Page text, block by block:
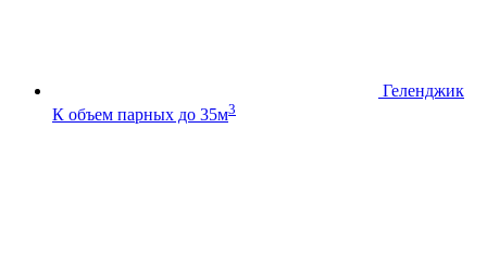
Геленджик
К объем парных до 35м3